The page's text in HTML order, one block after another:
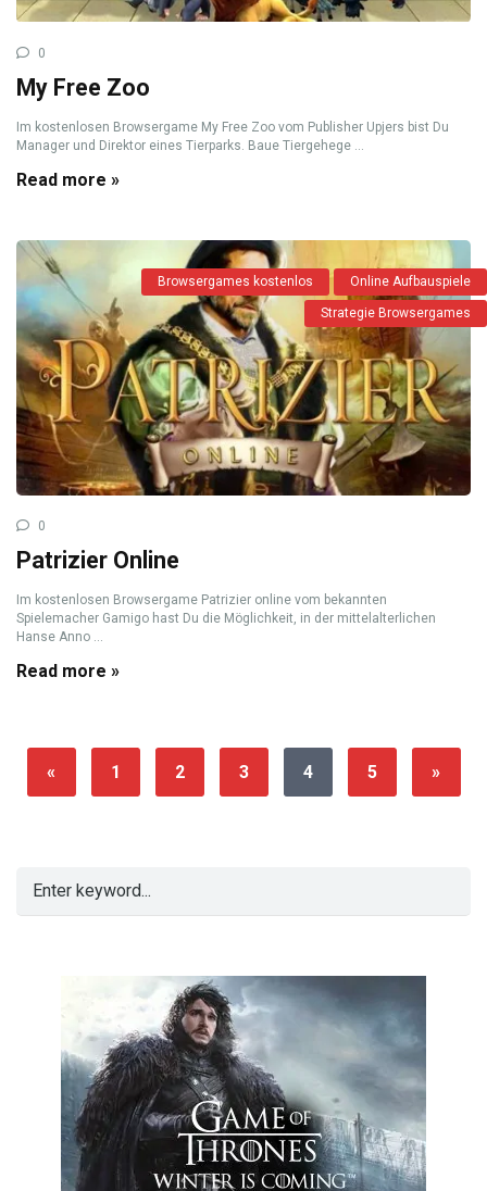
0
My Free Zoo
Im kostenlosen Browsergame My Free Zoo vom Publisher Upjers bist Du
Manager und Direktor eines Tierparks. Baue Tiergehege ...
Read more »
Browsergames kostenlos Online Aufbauspiele
Strategie Browsergames
0
Patrizier Online
Im kostenlosen Browsergame Patrizier online vom bekannten
Spielemacher Gamigo hast Du die Möglichkeit, in der mittelalterlichen
Hanse Anno ...
Read more »
« 1 2 3 4 5 »